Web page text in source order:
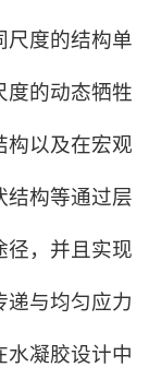
尺度的结构单
度的动态牺牲
构以及在宏观
结构等通过层
径，并且实现
递与均匀应力
水凝胶设计中